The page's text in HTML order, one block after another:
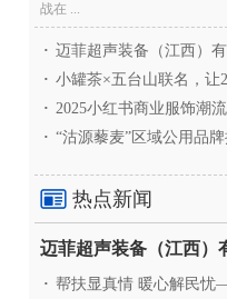
战在 ...
· 迈菲超声装备（江西）有限
· 小罐茶×五台山联名，让
· 2025小红书商业服饰潮流行
· “沽源藜麦”区域公用品牌推
热点新闻
· 帮扶显真情 暖心解民忧——福